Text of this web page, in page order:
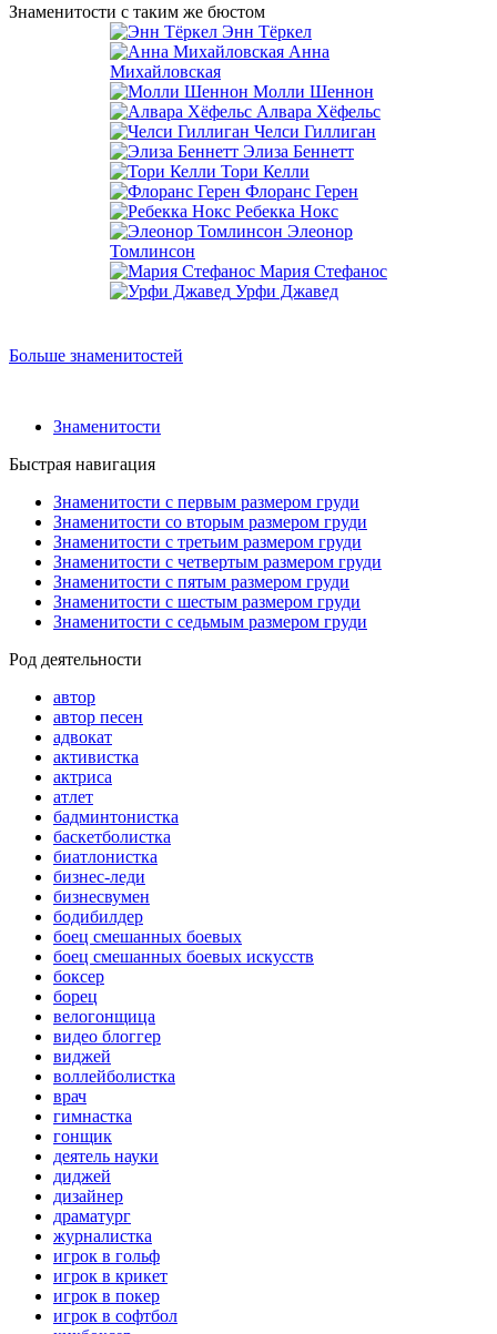
Знаменитости с таким же бюстом
Энн Тёркел
Анна
Михайловская
Молли Шеннон
Алвара Хёфельс
Челси Гиллиган
Элиза Беннетт
Тори Келли
Флоранс Герен
Ребекка Нокс
Элеонор
Томлинсон
Мария Стефанос
Урфи Джавед
Больше знаменитостей
Знаменитости
Быстрая навигация
Знаменитости с первым размером груди
Знаменитости со вторым размером груди
Знаменитости с третьим размером груди
Знаменитости с четвертым размером груди
Знаменитости с пятым размером груди
Знаменитости с шестым размером груди
Знаменитости с седьмым размером груди
Род деятельности
автор
автор песен
адвокат
активистка
актриса
атлет
бадминтонистка
баскетболистка
биатлонистка
бизнес-леди
бизнесвумен
бодибилдер
боец смешанных боевых
боец смешанных боевых искусств
боксер
борец
велогонщица
видео блоггер
виджей
воллейболистка
врач
гимнастка
гонщик
деятель науки
диджей
дизайнер
драматург
журналистка
игрок в гольф
игрок в крикет
игрок в покер
игрок в софтбол